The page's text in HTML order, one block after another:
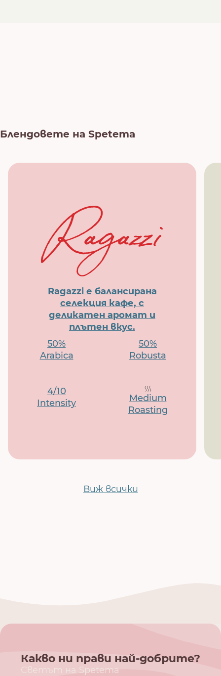
Блендовете на Spetema
Ragazzi е балансирана
селекция кафе, с
деликатен аромат и
плътен вкус.
50%
Arabica
50%
Robusta
4/10
Intensity
Medium
Roasting
Виж всички
Какво ни прави най-добрите?
Светът на Spetema